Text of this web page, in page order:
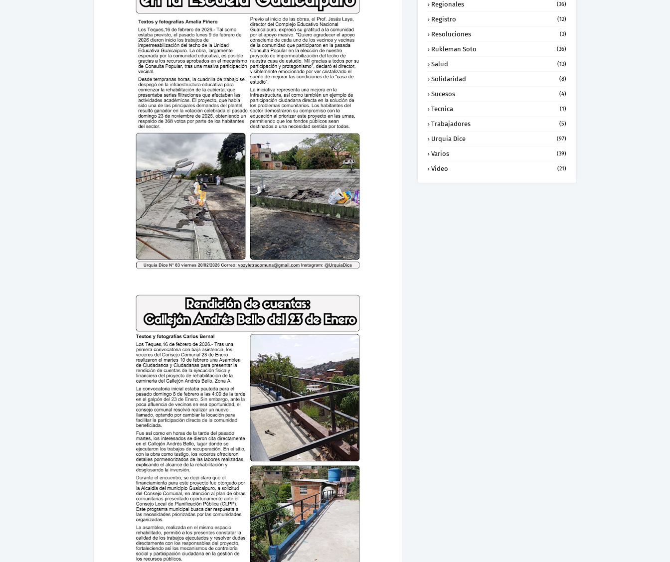
Regionales (36)
Registro (12)
Resoluciones (3)
Rukleman Soto (36)
Salud (13)
Solidaridad (8)
Sucesos (4)
Tecnica (1)
Trabajadores (5)
Urquia Dice (97)
Varios (39)
Video (21)